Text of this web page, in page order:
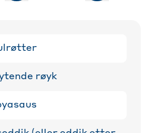
røyk